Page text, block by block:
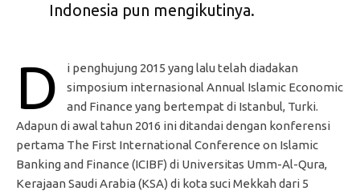
Indonesia pun mengikutinya.
D
i penghujung 2015 yang lalu telah diadakan
simposium internasional Annual Islamic Economic
and Finance yang bertempat di Istanbul, Turki.
Adapun di awal tahun 2016 ini ditandai dengan konferensi
pertama The First International Conference on Islamic
Banking and Finance (ICIBF) di Universitas Umm-Al-Qura,
Kerajaan Saudi Arabia (KSA) di kota suci Mekkah dari 5